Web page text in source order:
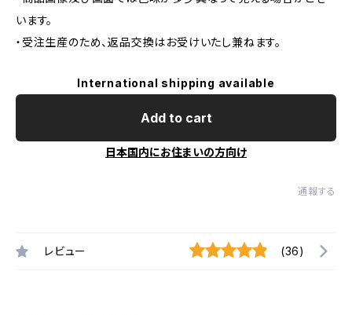
います。
・受注生産のため、返品交換はお受けいたし兼ねます。
International shipping available
Add to cart
日本国内にお住まいの方向け
通報する
レビュー (36)